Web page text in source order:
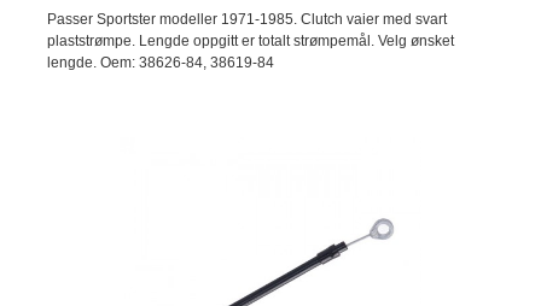
Passer Sportster modeller 1971-1985. Clutch vaier med svart
plaststrømpe. Lengde oppgitt er totalt strømpemål. Velg ønsket
lengde. Oem: 38626-84, 38619-84